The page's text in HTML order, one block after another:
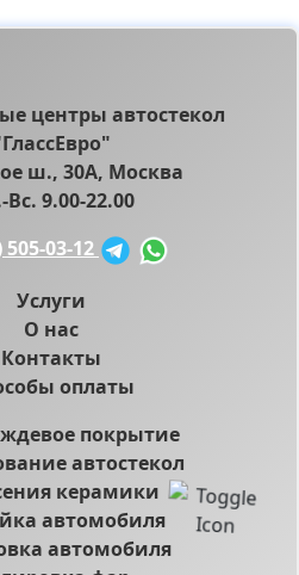
центры автостекол
ш., 30А, Москва
9.00-22.00
505-03-12
Услуги
О нас
Контакты
оплаты
покрытие
автостекол
керамики
автомобиля
автомобиля